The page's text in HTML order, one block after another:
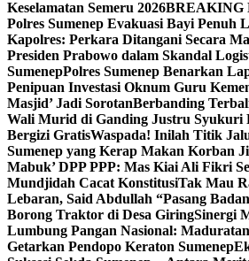
Keselamatan Semeru 2026BREAKING
Polres Sumenep Evakuasi Bayi Penuh
Kapolres: Perkara Ditangani Secara
Presiden Prabowo dalam Skandal
SumenepPolres Sumenep Benarkan
Penipuan Investasi Oknum Guru
Masjid’ Jadi SorotanBerbanding
Wali Murid di Ganding Justru Syukuri
Bergizi GratisWaspada! Inilah Titik
Sumenep yang Kerap Makan Korban
Mabuk’ DPP PPP: Mas Kiai Ali Fikri
Mundjidah Cacat KonstitusiTak Mau
Lebaran, Said Abdullah “Pasang
Borong Traktor di Desa GiringSinergi
Lumbung Pangan Nasional:
Getarkan Pendopo Keraton Sumenep